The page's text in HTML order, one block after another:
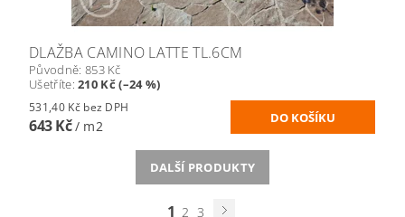
DLAŽBA CAMINO LATTE TL.6CM
Původně: 853 Kč
Ušetříte:210 Kč (–24 %)
531,40 Kč bez DPH
643 Kč/ m2
DALŠÍ PRODUKTY
1 2 3